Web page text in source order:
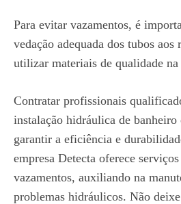
Para evitar vazamentos, é
vedação adequada dos tubos aos
utilizar materiais de qualidade na
Contratar profissionais
instalação hidráulica de banheiro
garantir a eficiência e
empresa Detecta oferece
vazamentos, auxiliando na
problemas hidráulicos. Não